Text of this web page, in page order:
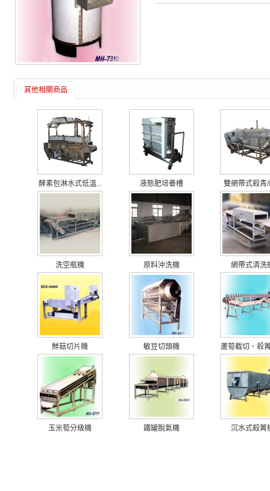
其他相關商品
酵素包淋水式低溫... 液態肥培養槽 雙網帶式殺青/
洗空瓶機 原料沖洗機 網帶式清洗
鮮菇切片機 敏豆切頭機 蘆筍截切、殺
玉米筍分級機 鐵罐脫氣機 沉水式殺菁